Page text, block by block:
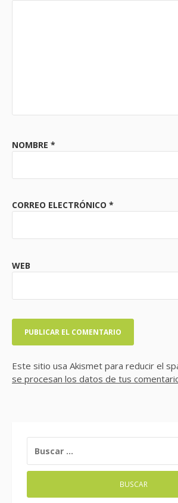
NOMBRE *
CORREO ELECTRÓNICO *
WEB
Este sitio usa Akismet para reducir el
se procesan los datos de tus